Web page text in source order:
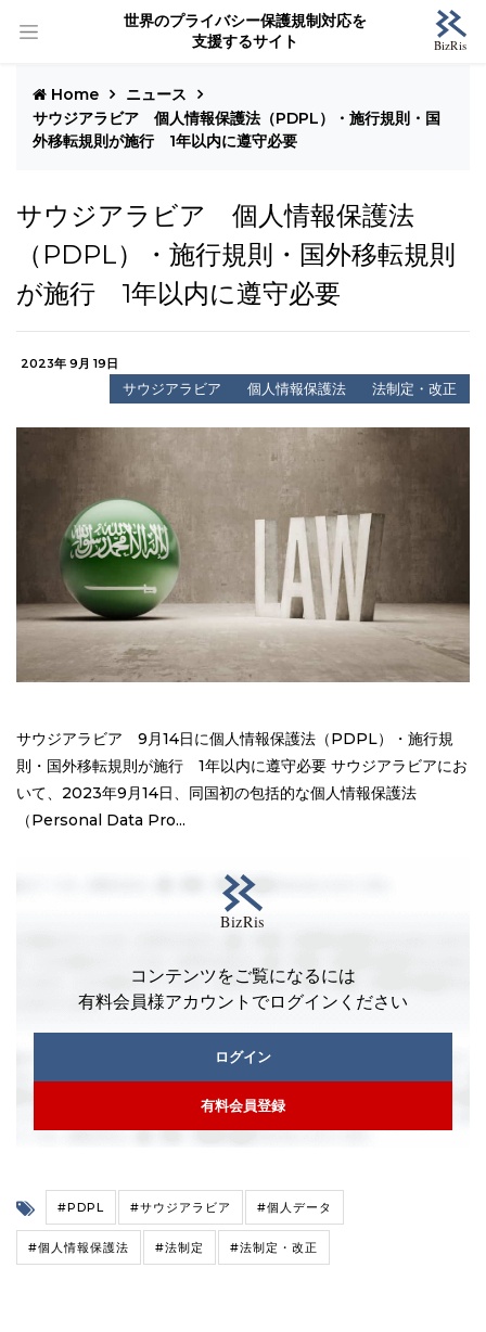
世界のプライバシー保護規制対応を
支援するサイト
Home
ニュース
サウジアラビア 個人情報保護法（PDPL）・施行規則・国
外移転規則が施行 1年以内に遵守必要
サウジアラビア 個人情報保護法
（PDPL）・施行規則・国外移転規則
が施行 1年以内に遵守必要
2023年 9月 19日
サウジアラビア 個人情報保護法 法制定・改正
サウジアラビア 9月14日に個人情報保護法（PDPL）・施行規
則・国外移転規則が施行 1年以内に遵守必要 サウジアラビアにお
いて、2023年9月14日、同国初の包括的な個人情報保護法
（Personal Data Pro...
コンテンツをご覧になるには
有料会員様アカウントでログインください
ログイン
有料会員登録
#PDPL #サウジアラビア #個人データ
#個人情報保護法 #法制定 #法制定・改正